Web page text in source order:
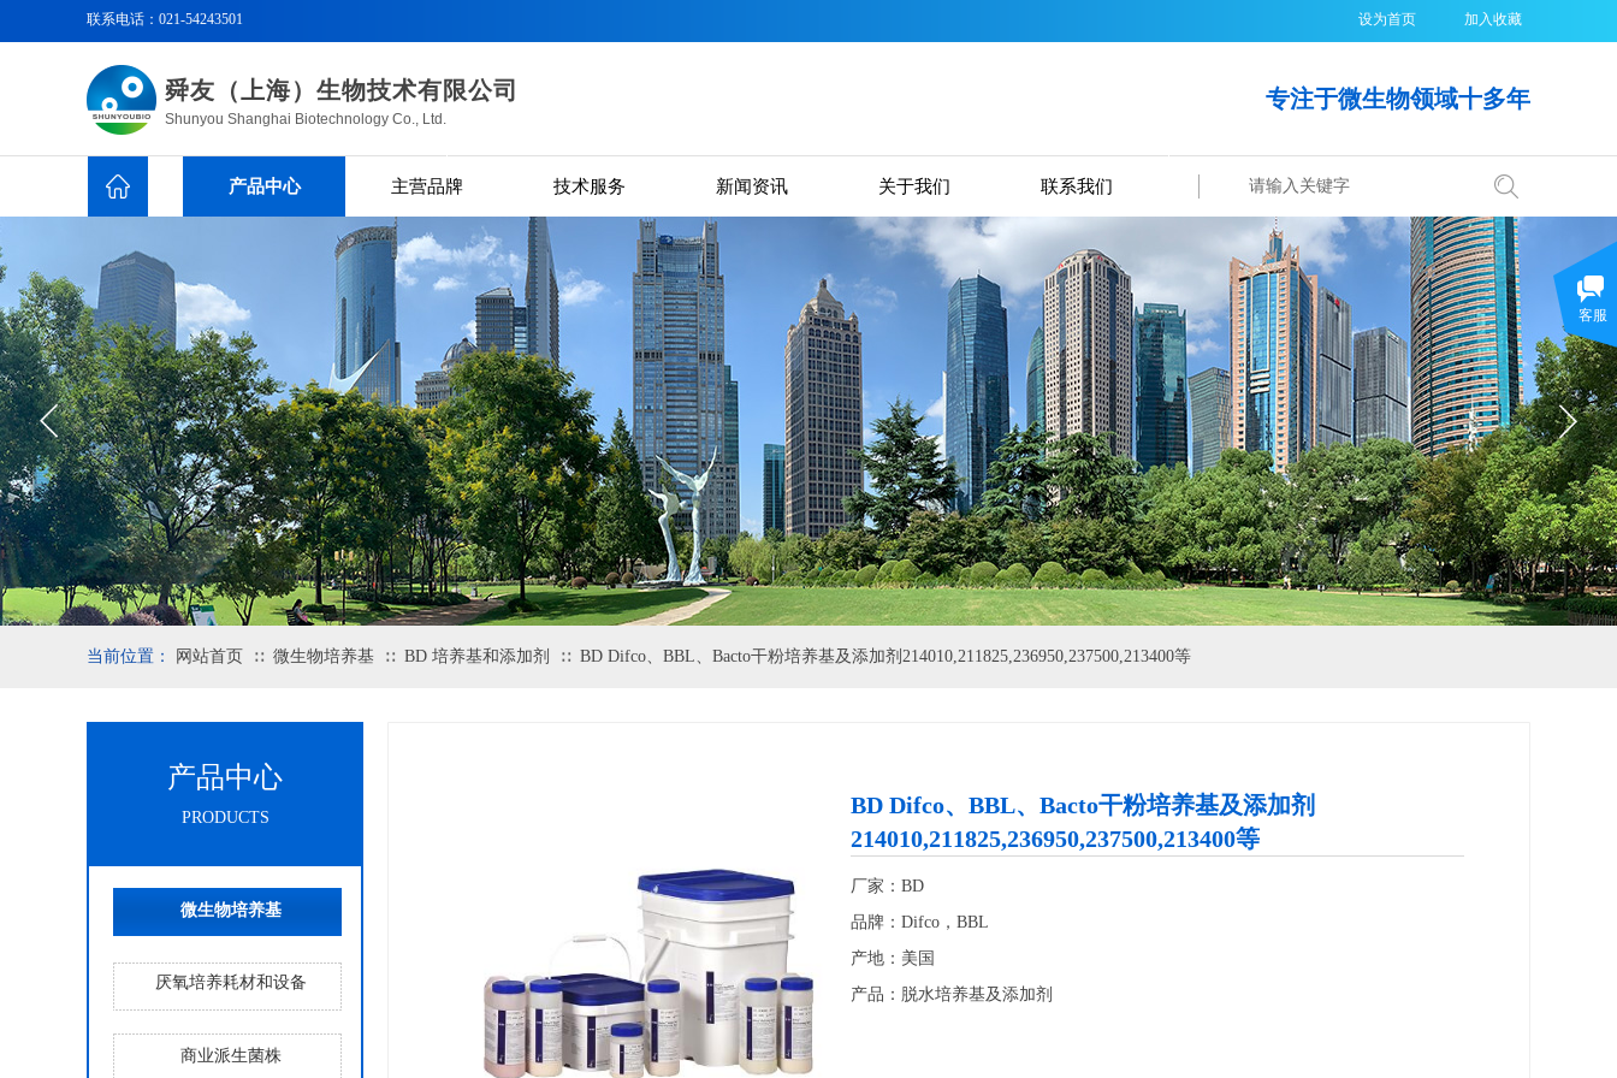
设为首页 加入收藏
联系电话： 021-54243501
舜友（上海）生物技术有限公司
Shunyou Shanghai Biotechnology Co., Ltd.
专注于微生物领域十多年
产品中心 主营品牌 技术服务 新闻资讯 关于我们 联系我们 搜索
当前位置： 网站首页 ∷ 微生物培养基 ∷ BD 培养基和添加剂 ∷ BD Difco、BBL、Bacto干粉培养基及添加剂214010,211825,236950,237500,213400等
产品中心
PRODUCTS
微生物培养基
厌氧培养耗材和设备
商业派生菌株
BD Difco、BBL、Bacto干粉培养基及添加剂
214010,211825,236950,237500,213400等
厂家：BD
品牌：Difco，BBL
产地：美国
产品：脱水培养基及添加剂
客服